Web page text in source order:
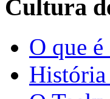
Cultura
O que
História